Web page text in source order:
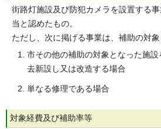
街路灯施設及び防犯カメラを設置する
当と認めたもの。
ただし、次に掲げる事業は、補助の対象
市その他の補助の対象となった施
去新設し又は改造する場合
単なる修理である場合
対象経費及び補助率等